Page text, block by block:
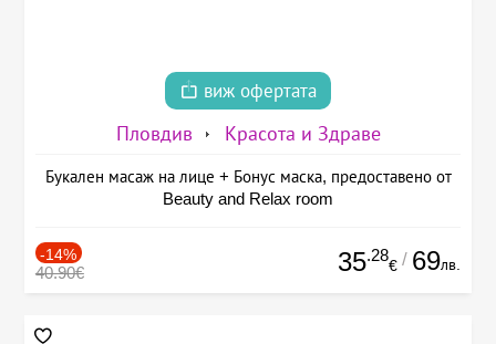
виж офертата
Пловдив Красота и Здраве
Букален масаж на лице + Бонус маска, предоставено от
Beauty and Relax room
-14%
40.90€ 35.28
€ / 69лв.